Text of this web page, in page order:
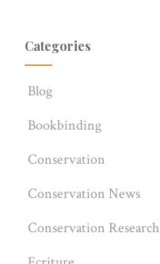
Categories
Blog
Bookbinding
Conservation
Conservation News
Conservation Research